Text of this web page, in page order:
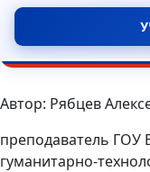
Автор: Рябцев
преподаватель
гуманитарно-